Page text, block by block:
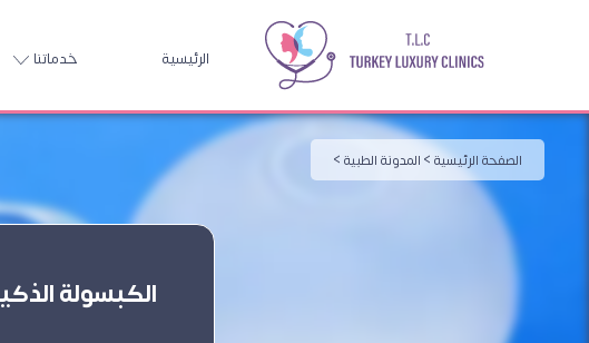
الرئيسية خدماتنا
الكبسولة
الصفحة الرئيسية >المدونة الطبية >